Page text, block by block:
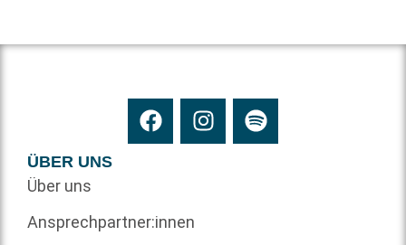
ÜBER UNS
Über uns
Ansprechpartner:innen